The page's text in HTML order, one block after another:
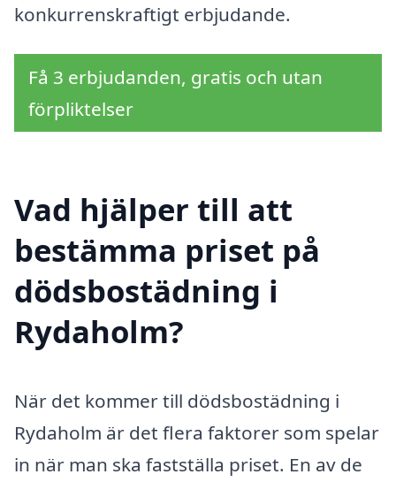
konkurrenskraftigt erbjudande.
Få 3 erbjudanden, gratis och utan
förpliktelser
Vad hjälper till att
bestämma priset på
dödsbostädning i
Rydaholm?
När det kommer till dödsbostädning i
Rydaholm är det flera faktorer som spelar
in när man ska fastställa priset. En av de